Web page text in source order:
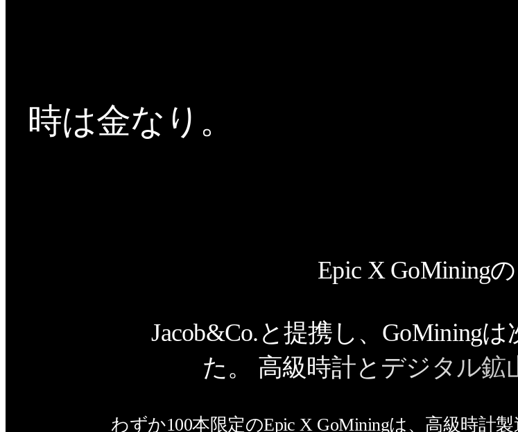
時は金なり。
Epic X GoMiningの
Jacob&Co.と提携し、GoMining
た。 高級時計とデジタル鉱
わずか100本限定のEpic X GoMiningは、高級時計